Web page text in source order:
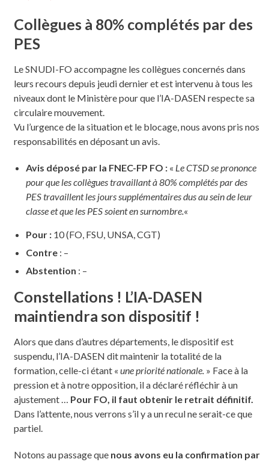
Collègues à 80% complétés par des
PES
Le SNUDI-FO accompagne les collègues concernés dans
leurs recours depuis jeudi dernier et est intervenu à tous les
niveaux dont le Ministère pour que l’IA-DASEN respecte sa
circulaire mouvement.
Vu l’urgence de la situation et le blocage, nous avons pris nos
responsabilités en déposant un avis.
Avis déposé par la FNEC-FP FO : « Le CTSD se prononce
pour que les collègues travaillant à 80% complétés par des
PES travaillent les jours supplémentaires dus au sein de leur
classe et que les PES soient en surnombre. «
Pour :10 (FO, FSU, UNSA, CGT)
Contre: –
Abstention : –
Constellations ! L’IA-DASEN
maintiendra son dispositif !
Alors que dans d’autres départements, le dispositif est
suspendu, l’IA-DASEN dit maintenir la totalité de la
formation, celle-ci étant « une priorité nationale. » Face à la
pression et à notre opposition, il a déclaré réfléchir à un
ajustement … Pour FO, il faut obtenir le retrait définitif.
Dans l’attente, nous verrons s’il y a un recul ne serait-ce que
partiel.
Notons au passage que nous avons eu la confirmation par